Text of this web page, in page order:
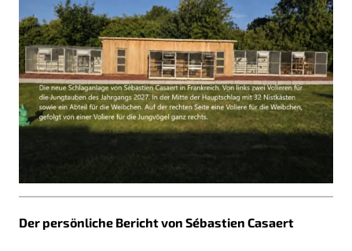
Der persönliche Bericht von Sébastien Casaert